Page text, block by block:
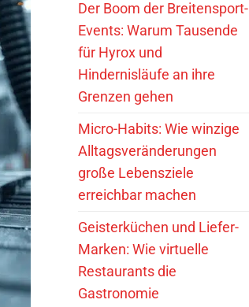
Der Boom der Breitensport-
Events: Warum Tausende
für Hyrox und
Hindernisläufe an ihre
Grenzen gehen
Micro-Habits: Wie winzige
Alltagsveränderungen
große Lebensziele
erreichbar machen
Geisterküchen und Liefer-
Marken: Wie virtuelle
Restaurants die
Gastronomie